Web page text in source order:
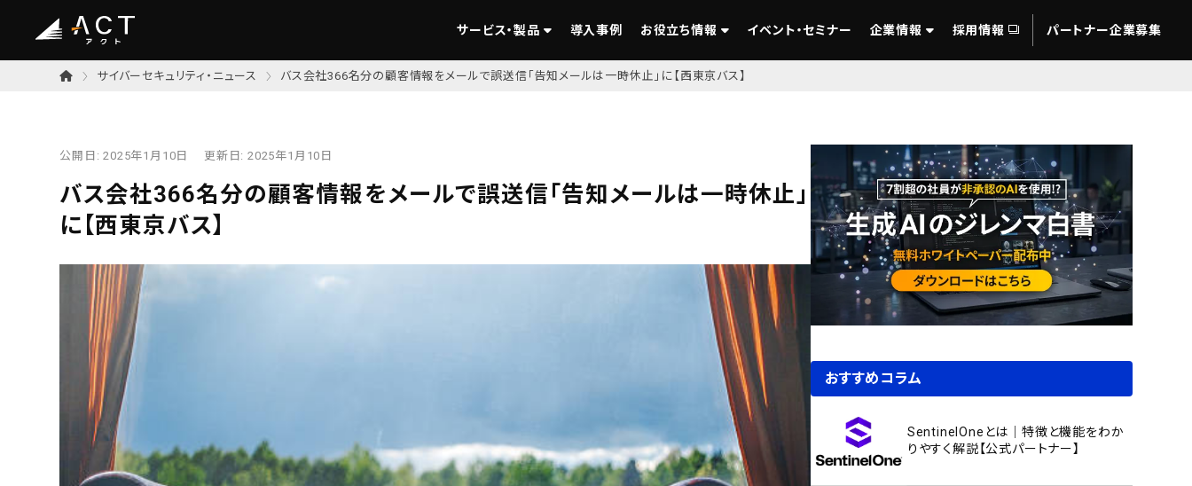
サービス・製品 導入事例 お役立ち情報 イベント・セミナー 企業情報 採用情報 パートナー企業募集
サイバーセキュリティ・ニュース バス会社366名分の顧客情報をメールで誤送信「告知メールは一時休止」に【西東京バス】
公開日:2025年1月10日 更新日: 2025年1月10日
バス会社366名分の顧客情報をメールで誤送信「告知メールは一時休止」
に【西東京バス】
おすすめコラム
SentinelOneとは｜特徴と機能をわか
りやすく解説【公式パートナー】